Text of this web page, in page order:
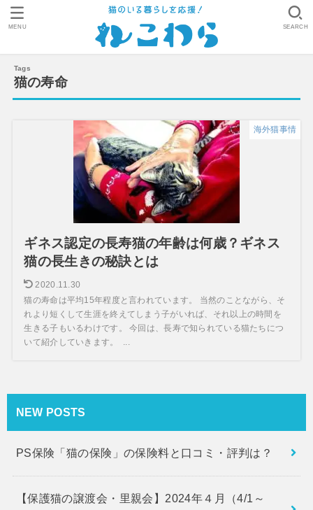
SEARCH
MENU
猫の寿命
海外猫事情
ギネス認定の長寿猫の年齢は何歳？ギネス
猫の長生きの秘訣とは
2020.11.30
猫の寿命は平均15年程度と言われています。 当然のことながら、そ
れより短くして生涯を終えてしまう子がいれば、それ以上の時間を
生きる子もいるわけです。 今回は、長寿で知られている猫たちにつ
いて紹介していきます。 ...
NEW POSTS
PS保険「猫の保険」の保険料と口コミ・評判は？
【保護猫の譲渡会・里親会】2024年４月（4/1～